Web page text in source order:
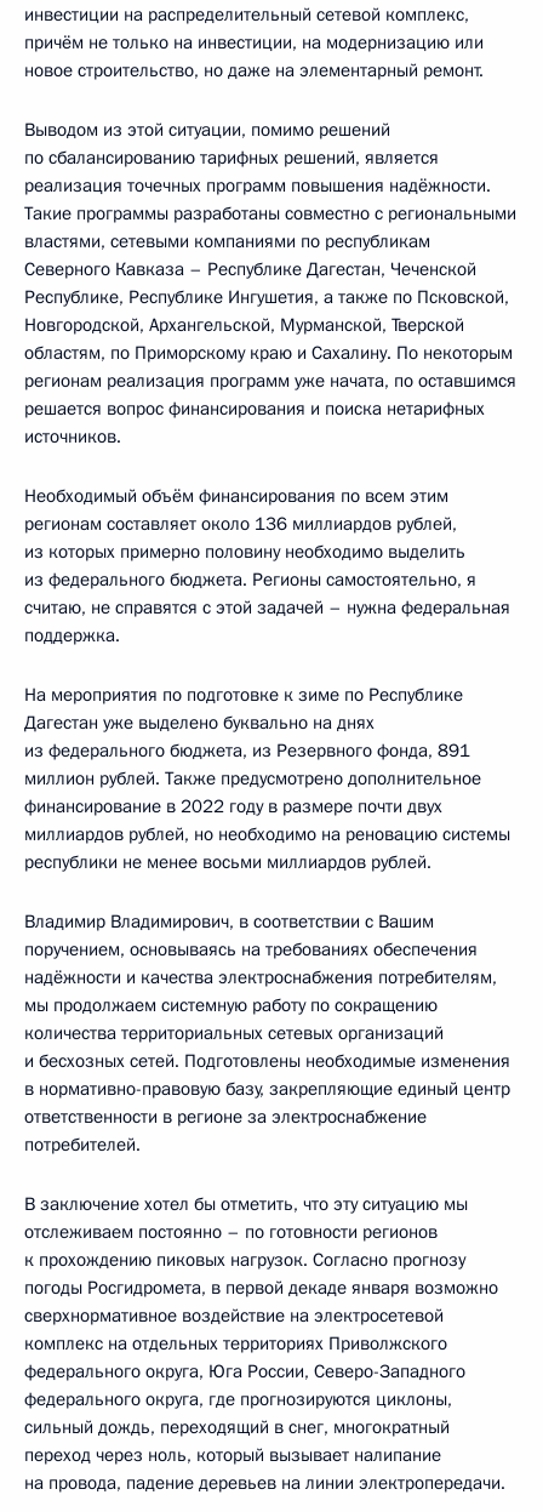
инвестиции на распределительный сетевой комплекс,
причём не только на инвестиции, на модернизацию или
новое строительство, но даже на элементарный ремонт.
Выводом из этой ситуации, помимо решений
по сбалансированию тарифных решений, является
реализация точечных программ повышения надёжности.
Такие программы разработаны совместно с региональными
властями, сетевыми компаниями по республикам
Северного Кавказа – Республике Дагестан, Чеченской
Республике, Республике Ингушетия, а также по Псковской,
Новгородской, Архангельской, Мурманской, Тверской
областям, по Приморскому краю и Сахалину. По некоторым
регионам реализация программ уже начата, по оставшимся
решается вопрос финансирования и поиска нетарифных
источников.
Необходимый объём финансирования по всем этим
регионам составляет около 136 миллиардов рублей,
из которых примерно половину необходимо выделить
из федерального бюджета. Регионы самостоятельно, я
считаю, не справятся с этой задачей – нужна федеральная
поддержка.
На мероприятия по подготовке к зиме по Республике
Дагестан уже выделено буквально на днях
из федерального бюджета, из Резервного фонда, 891
миллион рублей. Также предусмотрено дополнительное
финансирование в 2022 году в размере почти двух
миллиардов рублей, но необходимо на реновацию системы
республики не менее восьми миллиардов рублей.
Владимир Владимирович, в соответствии с Вашим
поручением, основываясь на требованиях обеспечения
надёжности и качества электроснабжения потребителям,
мы продолжаем системную работу по сокращению
количества территориальных сетевых организаций
и бесхозных сетей. Подготовлены необходимые изменения
в нормативно-правовую базу, закрепляющие единый центр
ответственности в регионе за электроснабжение
потребителей.
В заключение хотел бы отметить, что эту ситуацию мы
отслеживаем постоянно – по готовности регионов
к прохождению пиковых нагрузок. Согласно прогнозу
погоды Росгидромета, в первой декаде января возможно
сверхнормативное воздействие на электросетевой
комплекс на отдельных территориях Приволжского
федерального округа, Юга России, Северо-Западного
федерального округа, где прогнозируются циклоны,
сильный дождь, переходящий в снег, многократный
переход через ноль, который вызывает налипание
на провода, падение деревьев на линии электропередачи.